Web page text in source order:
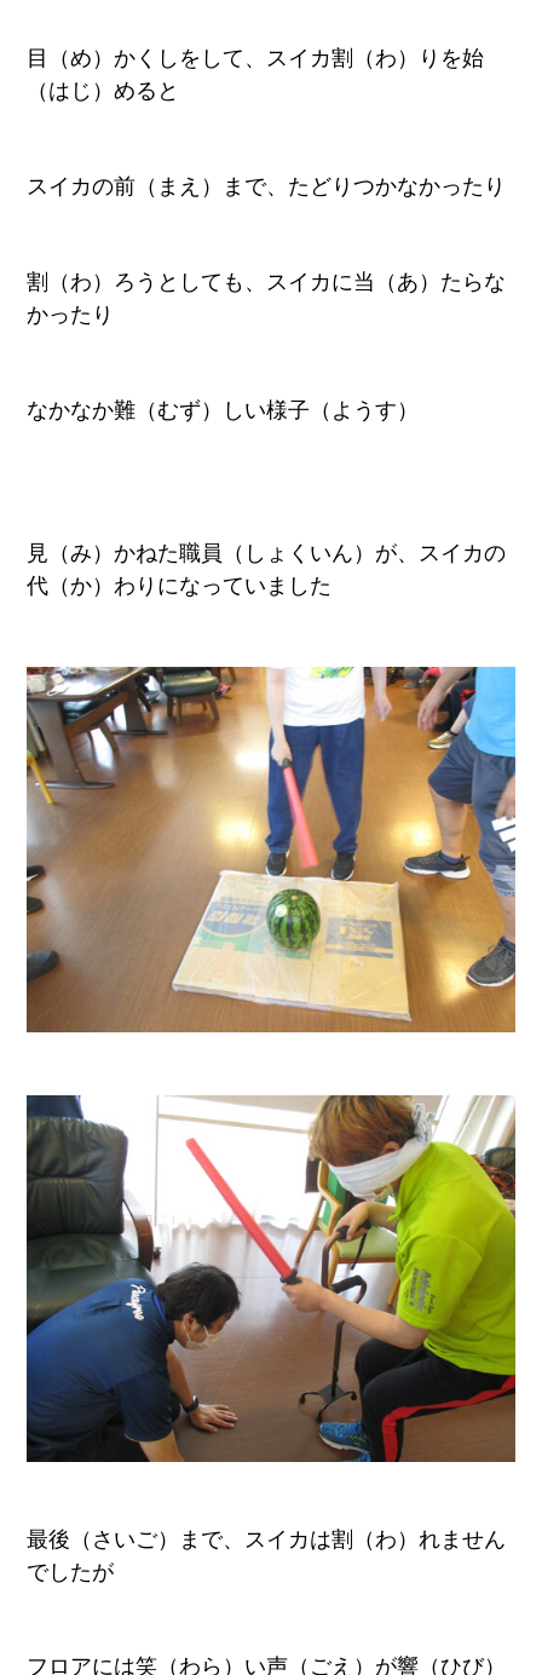
目（め）かくしをして、スイカ割（わ）りを始
（はじ）めると
スイカの前（まえ）まで、たどりつかなかったり
割（わ）ろうとしても、スイカに当（あ）たらな
かったり
なかなか難（むず）しい様子（ようす）
見（み）かねた職員（しょくいん）が、スイカの
代（か）わりになっていました
最後（さいご）まで、スイカは割（わ）れません
でしたが
フロアには笑（わら）い声（ごえ）が響（ひび）